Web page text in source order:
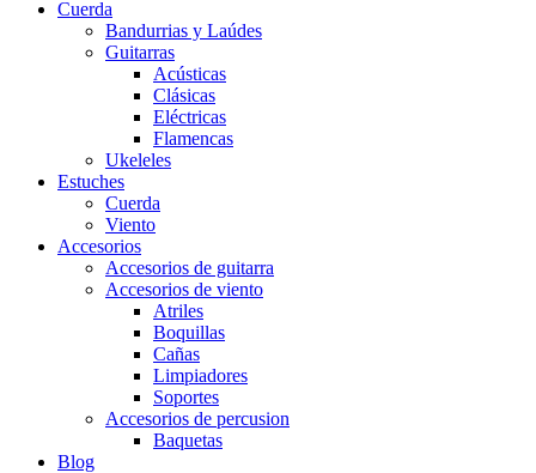
Cuerda
Bandurrias y Laúdes
Guitarras
Acústicas
Clásicas
Eléctricas
Flamencas
Ukeleles
Estuches
Cuerda
Viento
Accesorios
Accesorios de guitarra
Accesorios de viento
Atriles
Boquillas
Cañas
Limpiadores
Soportes
Accesorios de percusion
Baquetas
Blog